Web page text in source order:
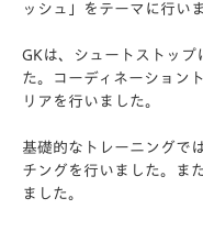
ッシュ」をテーマに行い
GKは、
シュートストップ
た。コーディネーション
リアを行いました。
基礎的なトレーニングで
チングを行いました。また
ました。